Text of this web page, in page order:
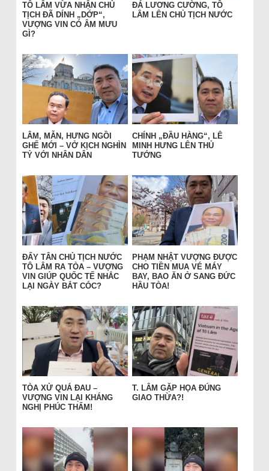
TÔ LÂM VỪA NHẬN CHỦ
TỊCH ĐÃ DÍNH „DỚP“,
VƯỢNG VIN CÓ ÂM MƯU
GÌ?
ĐÁ LƯƠNG CƯỜNG, TÔ
LÂM LÊN CHỦ TỊCH NƯỚC
LÂM, MẪN, HƯNG NGỒI
GHẾ MỚI – VỞ KỊCH NGHÌN
TỶ VỚI NHÂN DÂN
CHÍNH „ĐẦU HÀNG“, LÊ
MINH HƯNG LÊN THỦ
TƯỚNG
ĐẨY TÂN CHỦ TỊCH NƯỚC
TÔ LÂM RA TÒA – VƯỢNG
VIN GIÚP QUỐC TẾ NHẮC
LẠI NGÀY BẮT CÓC?
PHẠM NHẬT VƯỢNG ĐƯỢC
CHO TIỀN MUA VÉ MÁY
BAY, BAO ĂN Ở SANG ĐỨC
HẦU TÒA!
TÒA XỬ QUÁ ĐAU –
VƯỢNG VIN LẠI KHÁNG
NGHỊ PHÚC THẨM!
T. LÂM GẶP HỌA ĐÚNG
GIAO THỪA?!